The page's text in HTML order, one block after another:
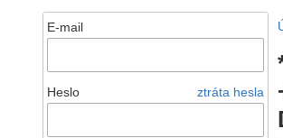
E-mail
Heslo ztráta hesla